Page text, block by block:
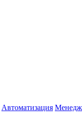
Автоматизация